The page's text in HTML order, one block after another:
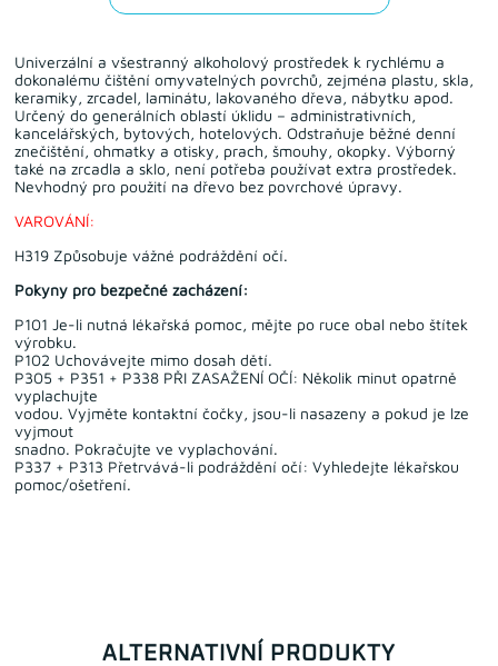
Univerzální a všestranný alkoholový prostředek k rychlému a
dokonalému čištění omyvatelných povrchů, zejména plastu, skla,
keramiky, zrcadel, laminátu, lakovaného dřeva, nábytku apod.
Určený do generálních oblastí úklidu – administrativních,
kancelářských, bytových, hotelových. Odstraňuje běžné denní
znečištění, ohmatky a otisky, prach, šmouhy, okopky. Výborný
také na zrcadla a sklo, není potřeba používat extra prostředek.
Nevhodný pro použití na dřevo bez povrchové úpravy.
VAROVÁNÍ:
H319 Způsobuje vážné podráždění očí.
Pokyny pro bezpečné zacházení:
P101 Je-li nutná lékařská pomoc, mějte po ruce obal nebo štítek
výrobku.
P102 Uchovávejte mimo dosah dětí.
P305 + P351 + P338 PŘI ZASAŽENÍ OČÍ: Několik minut opatrně
vyplachujte
vodou. Vyjměte kontaktní čočky, jsou-li nasazeny a pokud je lze
vyjmout
snadno. Pokračujte ve vyplachování.
P337 + P313 Přetrvává-li podráždění očí: Vyhledejte lékařskou
pomoc/ošetření.
ALTERNATIVNÍ PRODUKTY